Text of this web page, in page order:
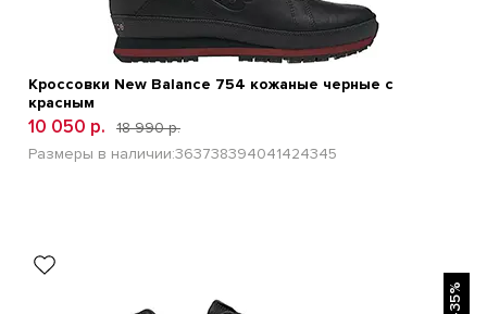
Кроссовки New Balance 754 кожаные черные с
красным
10 050 р.
18 990 р.
Размеры в наличии:363738394041424345
-35%